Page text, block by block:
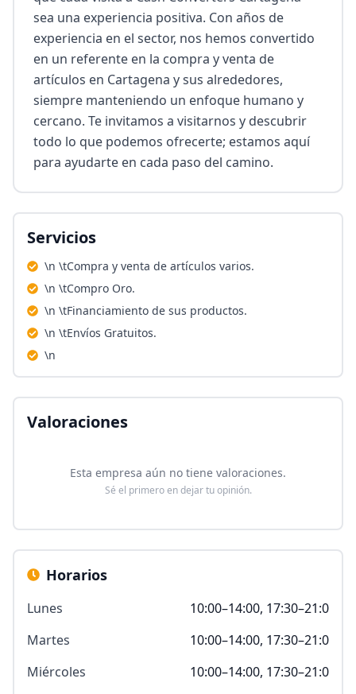
sea una experiencia positiva. Con años de
experiencia en el sector, nos hemos convertido
en un referente en la compra y venta de
artículos en Cartagena y sus alrededores,
siempre manteniendo un enfoque humano y
cercano. Te invitamos a visitarnos y descubrir
todo lo que podemos ofrecerte; estamos aquí
para ayudarte en cada paso del camino.
Servicios
\n \tCompra y venta de artículos varios.
\n \tCompro Oro.
\n \tFinanciamiento de sus productos.
\n \tEnvíos Gratuitos.
\n
Valoraciones
Esta empresa aún no tiene valoraciones.
Sé el primero en dejar tu opinión.
Horarios
Lunes
10:00–14:00, 17:30–21:0
Martes
10:00–14:00, 17:30–21:0
Miércoles
10:00–14:00, 17:30–21:0